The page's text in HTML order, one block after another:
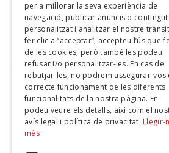
ENTREVISTES
Tomàs Gómez: “Vaig
i encara soc aquí”
JOSEP SEGURA 31 DE JULIOL DE
per a millorar la seva experiència de
navegació, publicar anuncis o contingut
personalitzat i analitzar el nostre
fer clic a “acceptar”, accepteu l’ús que
de les cookies, però també les podeu
refusar i/o personalitzar-les. En cas de
rebutjar-les, no podrem assegurar-vos
correcte funcionament de les diferents
funcionalitats de la nostra pàgina. En
podeu veure els detalls, així com el
avís legal i política de privacitat. Llegir-
més